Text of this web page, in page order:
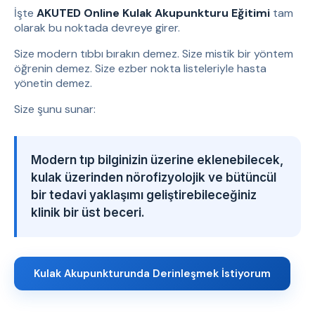
İşte AKUTED Online Kulak Akupunkturu Eğitimi tam
olarak bu noktada devreye girer.
Size modern tıbbı bırakın demez. Size mistik bir yöntem
öğrenin demez. Size ezber nokta listeleriyle hasta
yönetin demez.
Size şunu sunar:
Modern tıp bilginizin üzerine eklenebilecek,
kulak üzerinden nörofizyolojik ve bütüncül
bir tedavi yaklaşımı geliştirebileceğiniz
klinik bir üst beceri.
Kulak Akupunkturunda Derinleşmek İstiyorum